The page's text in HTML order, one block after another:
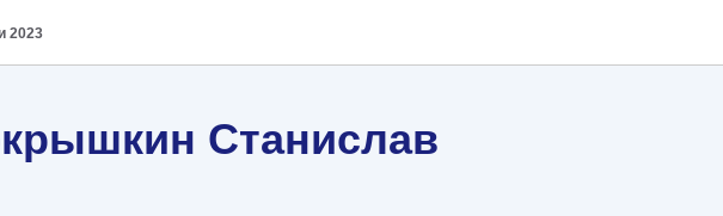
2023
Станислав